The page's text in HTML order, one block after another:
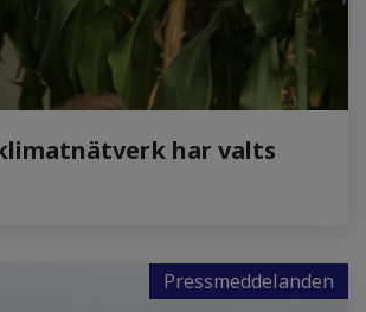
klimatnätverk har valts
Pressmeddelanden